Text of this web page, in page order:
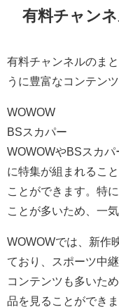
有料チャン
有料チャンネルのま
うに豊富なコンテン
WOWOW
BSスカパー
WOWOWやBSスカ
に特集が組まれるこ
ことができます。特
ことが多いため、一
WOWOWでは、新作
ており、スポーツ中
コンテンツも多いた
品を見ることができま